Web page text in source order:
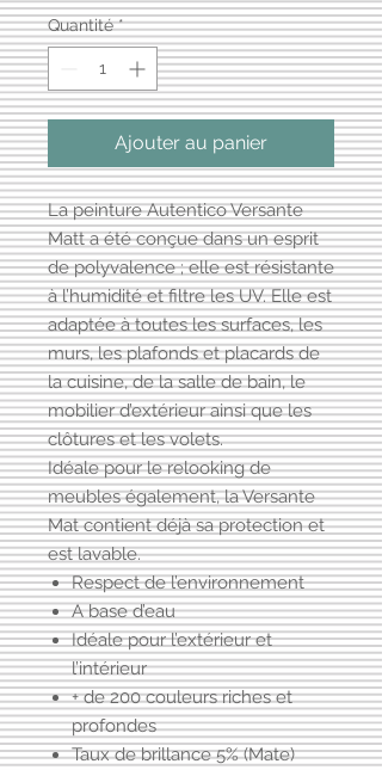
Quantité *
Ajouter au panier
La peinture Autentico Versante
Matt a été conçue dans un esprit
de polyvalence ; elle est résistante
à l’humidité et filtre les UV. Elle est
adaptée à toutes les surfaces, les
murs, les plafonds et placards de
la cuisine, de la salle de bain, le
mobilier d’extérieur ainsi que les
clôtures et les volets.
Idéale pour le relooking de
meubles également, la Versante
Mat contient déjà sa protection et
est lavable.
Respect de l’environnement
A base d’eau
Idéale pour l’extérieur et
l’intérieur
+ de 200 couleurs riches et
profondes
Taux de brillance 5% (Mate)